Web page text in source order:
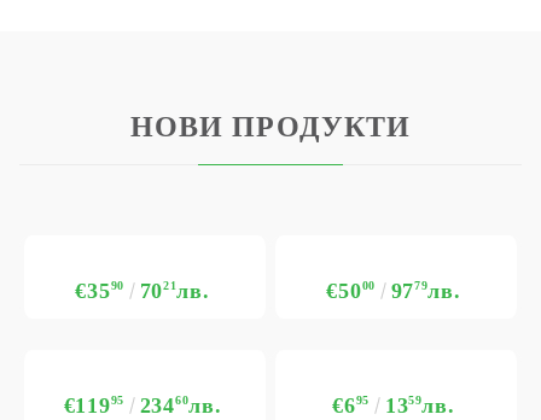
НОВИ ПРОДУКТИ
€3590 7021лв. €5000 9779лв.
€11995 23460лв. €695 1359лв.